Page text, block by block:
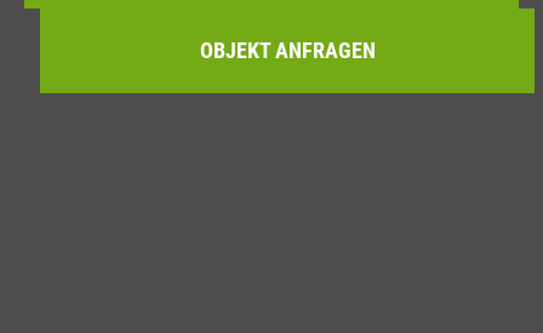
OBJEKT ANFRAGEN